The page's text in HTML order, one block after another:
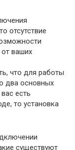
отсутствие
ваших
что для работы
два основных
есть
то установка
существуют